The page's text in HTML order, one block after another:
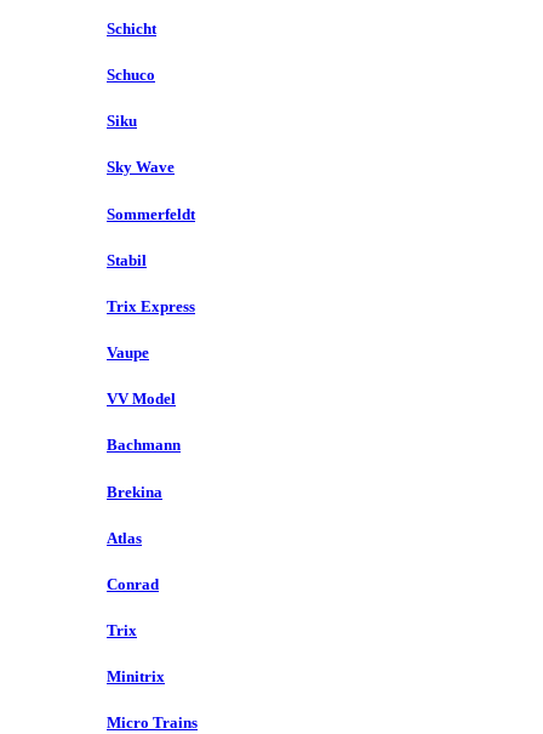
Schicht
Schuco
Siku
Sky Wave
Sommerfeldt
Stabil
Trix Express
Vaupe
VV Model
Bachmann
Brekina
Atlas
Conrad
Trix
Minitrix
Micro Trains